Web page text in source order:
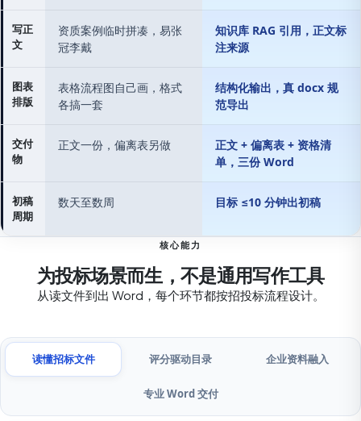
写正
文
资质案例临时拼凑，易张
冠李戴
知识库 RAG 引用，正文标
注来源
图表
排版
表格流程图自己画，格式
各搞一套
结构化输出，真 docx 规
范导出
交付
物
正文一份，偏离表另做
正文 + 偏离表 + 资格清
单，三份 Word
初稿
周期
数天至数周 目标 ≤10 分钟出初稿
核心能力
为投标场景而生，不是通用写作工具
从读文件到出 Word，每个环节都按招投标流程设计。
读懂招标文件 评分驱动目录 企业资料融入
专业 Word 交付